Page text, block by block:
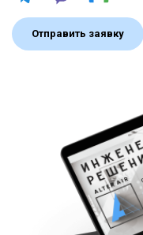
Отправить заявку